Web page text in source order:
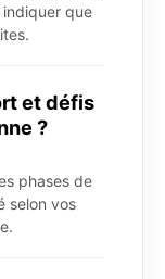
que
et défis
?
phases de
selon vos